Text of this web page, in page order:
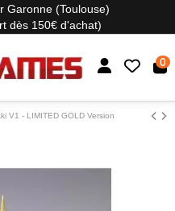
Garonne (Toulouse)
dès 150€ d'achat)
0
V1 - LIMITED GOLD Version